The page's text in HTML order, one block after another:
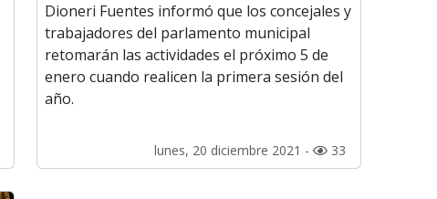
Dioneri Fuentes informó que los concejales y
trabajadores del parlamento municipal
retomarán las actividades el próximo 5 de
enero cuando realicen la primera sesión del
año.
lunes, 20 diciembre 2021 - 33